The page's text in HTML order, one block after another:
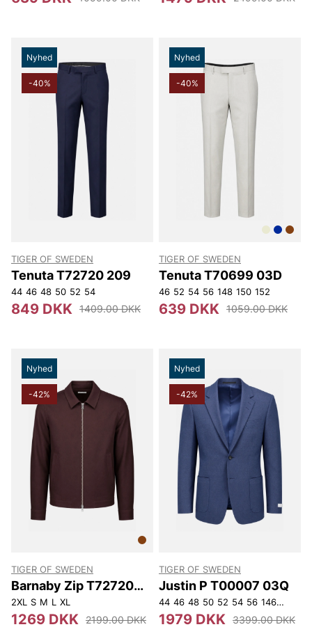
Nyhed
-40%
TIGER OF SWEDEN
Tenuta T72720 209
44 46 48 50 52 54
849 DKK 1409.00 DKK
Nyhed
-40%
TIGER OF SWEDEN
Tenuta T70699 03D
46 52 54 56 148 150 152
639 DKK 1059.00 DKK
Nyhed
-42%
TIGER OF SWEDEN
Barnaby Zip T72720
03H
2XL S M L XL
1269 DKK 2199.00 DKK
Nyhed
-42%
TIGER OF SWEDEN
Justin P T00007 03Q
44 46 48 50 52 54 56 146 148
1979 DKK 3399.00 DKK